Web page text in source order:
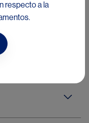
registration
Peru,
information
through the scan of the
link provided.
respecto a la